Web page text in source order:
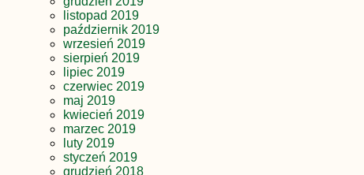
listopad 2019
październik 2019
wrzesień 2019
sierpień 2019
lipiec 2019
czerwiec 2019
maj 2019
kwiecień 2019
marzec 2019
luty 2019
styczeń 2019
grudzień 2018